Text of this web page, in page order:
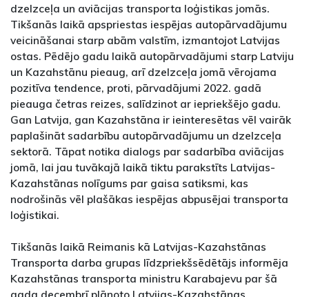
dzelzceļa un aviācijas transporta loģistikas jomās.
Tikšanās laikā apspriestas iespējas autopārvadājumu
veicināšanai starp abām valstīm, izmantojot Latvijas
ostas. Pēdējo gadu laikā autopārvadājumi starp Latviju
un Kazahstānu pieaug, arī dzelzceļa jomā vērojama
pozitīva tendence, proti, pārvadājumi 2022. gadā
pieauga četras reizes, salīdzinot ar iepriekšējo gadu.
Gan Latvija, gan Kazahstāna ir ieinteresētas vēl vairāk
paplašināt sadarbību autopārvadājumu un dzelzceļa
sektorā. Tāpat notika dialogs par sadarbība aviācijas
jomā, lai jau tuvākajā laikā tiktu parakstīts Latvijas-
Kazahstānas nolīgums par gaisa satiksmi, kas
nodrošinās vēl plašākas iespējas abpusējai transporta
loģistikai.
Tikšanās laikā Reimanis kā Latvijas-Kazahstānas
Transporta darba grupas līdzpriekšsēdētājs informēja
Kazahstānas transporta ministru Karabajevu par šā
gada decembrī plānoto Latvijas-Kazahstānas